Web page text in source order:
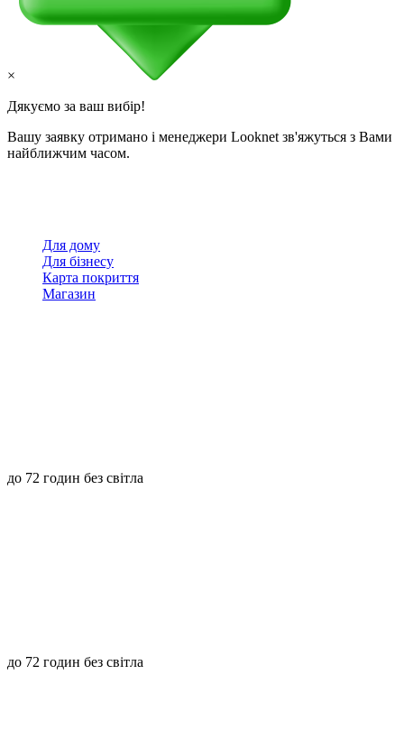
×
Дякуємо за ваш вибір!
Вашу заявку отримано і менеджери Looknet зв'яжуться з Вами
найближчим часом.
Для дому
Для бізнесу
Карта покриття
Магазин
до 72 годин без світла
до 72 годин без світла